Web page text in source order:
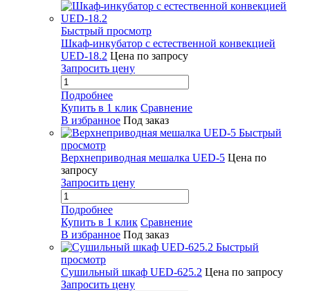
Быстрый просмотр
Шкаф-инкубатор с естественной конвекцией
UED-18.2 Цена по запросу
Запросить цену
Подробнее
Купить в 1 клик Сравнение
В избранное Под заказ
Быстрый
просмотр
Верхнеприводная мешалка UED-5 Цена по
запросу
Запросить цену
Подробнее
Купить в 1 клик Сравнение
В избранное Под заказ
Быстрый
просмотр
Сушильный шкаф UED-625.2 Цена по запросу
Запросить цену